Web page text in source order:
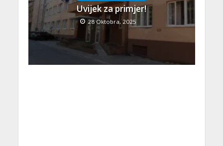
Uvijek za primjer!
28 Oktobra, 2025